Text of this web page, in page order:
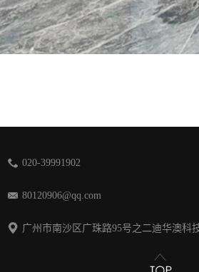
020-39991902
80120906@qq.com
广州市南沙区广珠路95号之二迪华澳科